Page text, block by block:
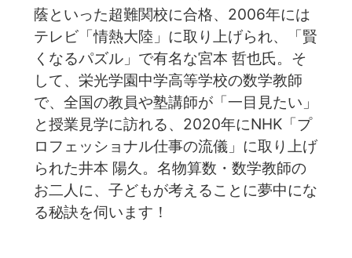
蔭といった超難関校に合格、️2006年には
テレビ「情熱大陸」に取り上げられ、「賢
くなるパズル」で有名な宮本 哲也氏。そ
して、栄光学園中学高等学校の数学教師
で、全国の教員や塾講師が「一目見たい」
と授業見学に訪れる、2020年にNHK「プ
ロフェッショナル仕事の流儀」に取り上げ
られた井本 陽久。名物算数・数学教師の
お二人に、子どもが考えることに夢中にな
る秘訣を伺います！